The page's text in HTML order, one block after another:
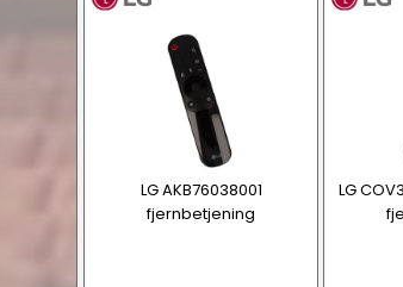
LG AKB76038001
fjernbetjening
LG